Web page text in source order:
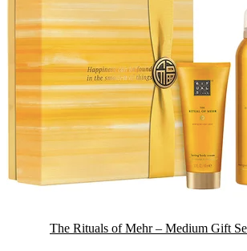
The Rituals of Mehr – Medium Gift